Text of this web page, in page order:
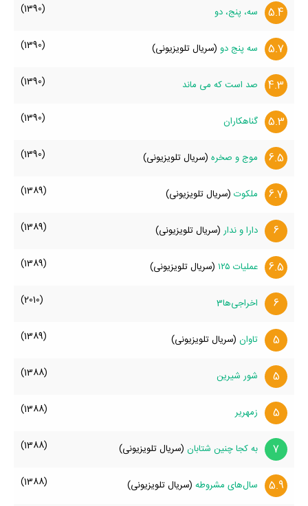
5.4 سه، پنج، دو (1390)
5.7 سه پنج دو (سریال تلویزیونی) (1390)
4.3 صد است که می ماند (1390)
5.3 گناهکاران (1390)
6.5 موج و صخره (سریال تلویزیونی) (1390)
6.7 ملکوت (سریال تلویزیونی) (1389)
6 دارا و ندار (سریال تلویزیونی) (1389)
6.5 عملیات ۱۲۵ (سریال تلویزیونی) (1389)
6 اخراجی‌ها3 (2010)
5 تاوان (سریال تلویزیونی) (1389)
5 شور شیرین (1388)
5 زمهریر (1388)
7 به کجا چنین شتابان (سریال تلویزیونی) (1388)
5.9 سال‌های مشروطه (سریال تلویزیونی) (1388)